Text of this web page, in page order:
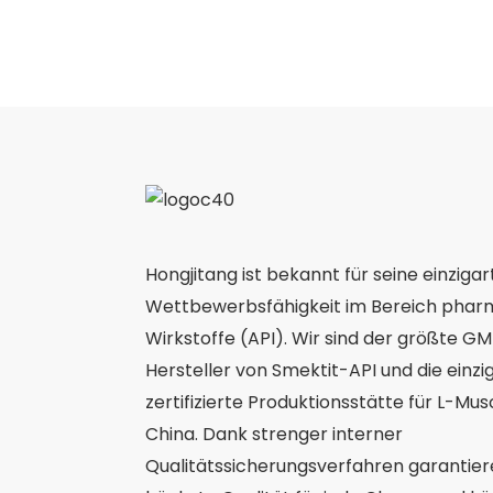
Hongjitang ist bekannt für seine
Wettbewerbsfähigkeit im Bereich
Wirkstoffe (API). Wir sind der größte
Hersteller von Smektit-API und die
zertifizierte Produktionsstätte für L-
China. Dank strenger interner
Qualitätssicherungsverfahren